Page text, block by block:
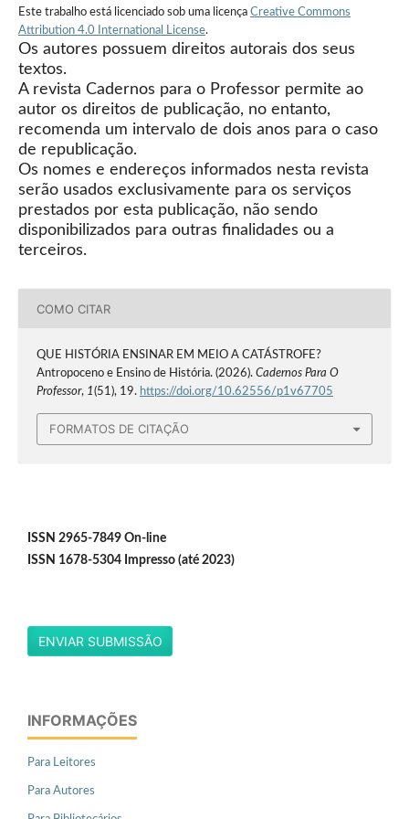
Este trabalho está licenciado sob uma licença Creative Commons
Attribution 4.0 International License.
Os autores possuem direitos autorais dos seus
textos.
A revista Cadernos para o Professor permite ao
autor os direitos de publicação, no entanto,
recomenda um intervalo de dois anos para o caso
de republicação.
Os nomes e endereços informados nesta revista
serão usados exclusivamente para os serviços
prestados por esta publicação, não sendo
disponibilizados para outras finalidades ou a
terceiros.
COMO CITAR
QUE HISTÓRIA ENSINAR EM MEIO A CATÁSTROFE?
Antropoceno e Ensino de História. (2026). Cadernos Para O
Professor, 1(51), 19. https://doi.org/10.62556/p1v67705
FORMATOS DE CITAÇÃO
ISSN 2965-7849 On-line
ISSN 1678-5304 Impresso (até 2023)
ENVIAR SUBMISSÃO
INFORMAÇÕES
Para Leitores
Para Autores